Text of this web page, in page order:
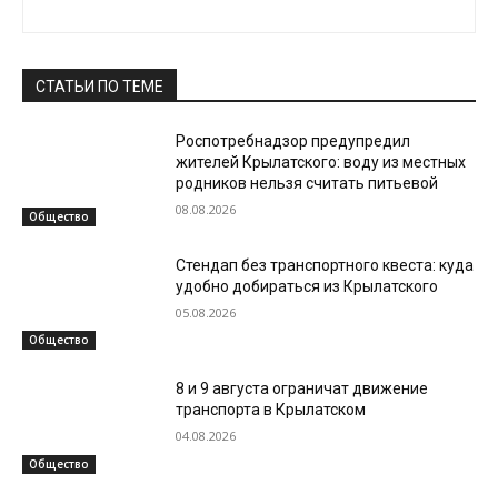
СТАТЬИ ПО ТЕМЕ
Общество
Роспотребнадзор предупредил
жителей Крылатского: воду из местных
родников нельзя считать питьевой
08.08.2026
Общество
Стендап без транспортного квеста: куда
удобно добираться из Крылатского
05.08.2026
Общество
8 и 9 августа ограничат движение
транспорта в Крылатском
04.08.2026